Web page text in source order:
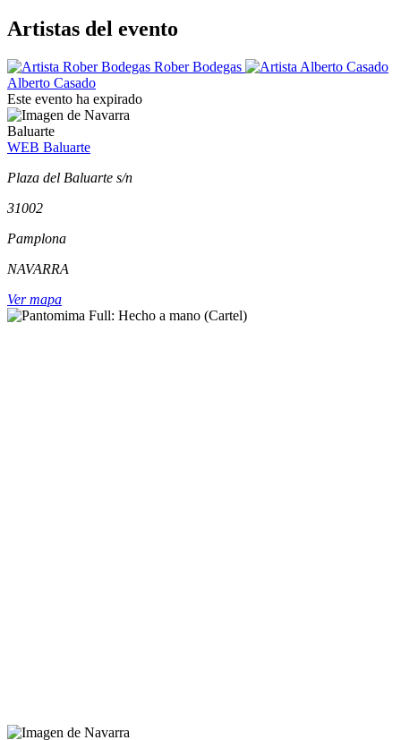
Artistas del evento
Rober Bodegas
Alberto Casado
Este evento ha expirado
Baluarte
WEB Baluarte
Plaza del Baluarte s/n
31002
Pamplona
NAVARRA
Ver mapa